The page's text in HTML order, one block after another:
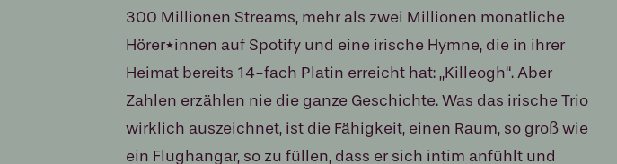
300 Millionen Streams, mehr als zwei Millionen monatliche
Hörer*innen auf Spotify und eine irische Hymne, die in ihrer
Heimat bereits 14-fach Platin erreicht hat: „Killeogh“. Aber
Zahlen erzählen nie die ganze Geschichte. Was das irische Trio
wirklich auszeichnet, ist die Fähigkeit, einen Raum, so groß wie
ein Flughangar, so zu füllen, dass er sich intim anfühlt und